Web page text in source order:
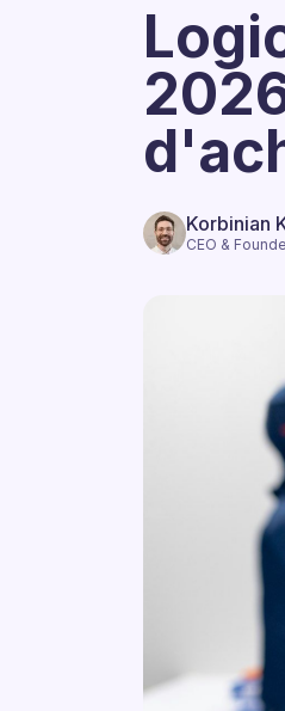
Korbinian
CEO &